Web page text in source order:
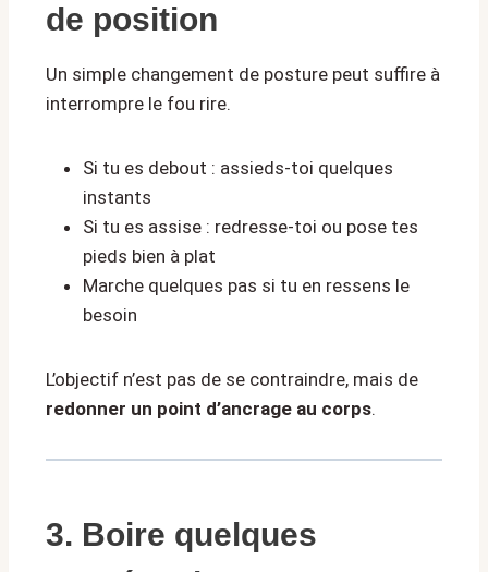
de position
Un simple changement de posture peut suffire à
interrompre le fou rire.
Si tu es debout : assieds-toi quelques
instants
Si tu es assise : redresse-toi ou pose tes
pieds bien à plat
Marche quelques pas si tu en ressens le
besoin
L’objectif n’est pas de se contraindre, mais de
redonner un point d’ancrage au corps.
3. Boire quelques